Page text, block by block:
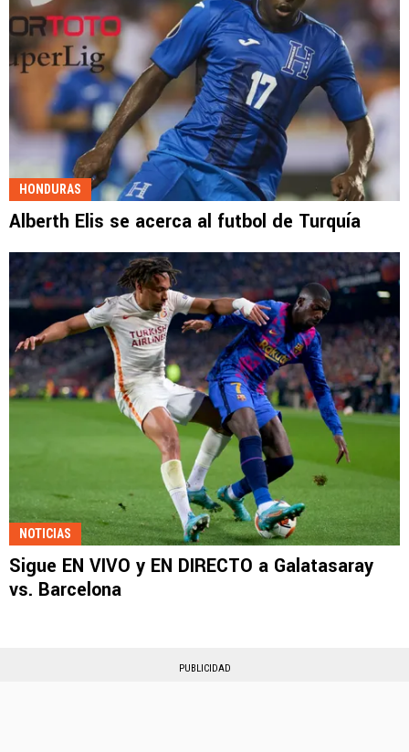
HONDURAS
Alberth Elis se acerca al futbol de Turquía
NOTICIAS
Sigue EN VIVO y EN DIRECTO a Galatasaray
vs. Barcelona
PUBLICIDAD